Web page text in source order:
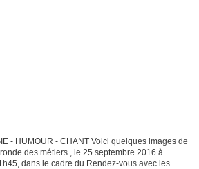
- HUMOUR - CHANT Voici quelques images de
des métiers , le 25 septembre 2016 à
dans le cadre du Rendez-vous avec les